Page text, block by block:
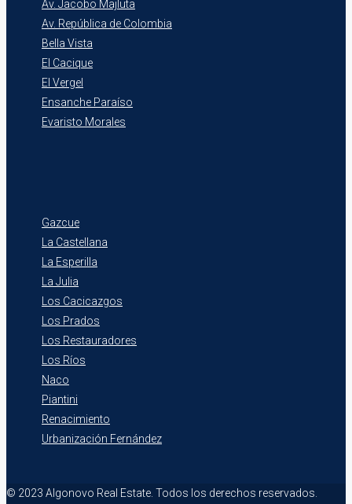
Av. Jacobo Majluta
Av. República de Colombia
Bella Vista
El Cacique
El Vergel
Ensanche Paraíso
Evaristo Morales
Gazcue
La Castellana
La Esperilla
La Julia
Los Cacicazgos
Los Prados
Los Restauradores
Los Ríos
Naco
Piantini
Renacimiento
Urbanización Fernández
© 2023 Algonovo Real Estate. Todos los derechos reservados.